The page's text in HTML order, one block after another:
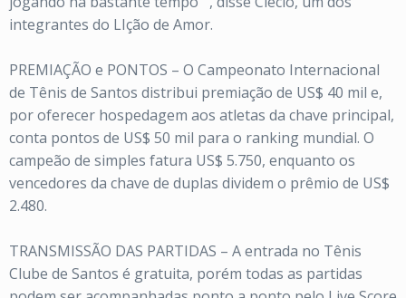
integrantes do LIção de Amor.
PREMIAÇÃO e PONTOS – O Campeonato Internacional
de Tênis de Santos distribui premiação de US$ 40 mil e,
por oferecer hospedagem aos atletas da chave principal,
conta pontos de US$ 50 mil para o ranking mundial. O
campeão de simples fatura US$ 5.750, enquanto os
vencedores da chave de duplas dividem o prêmio de US$
2.480.
TRANSMISSÃO DAS PARTIDAS – A entrada no Tênis
Clube de Santos é gratuita, porém todas as partidas